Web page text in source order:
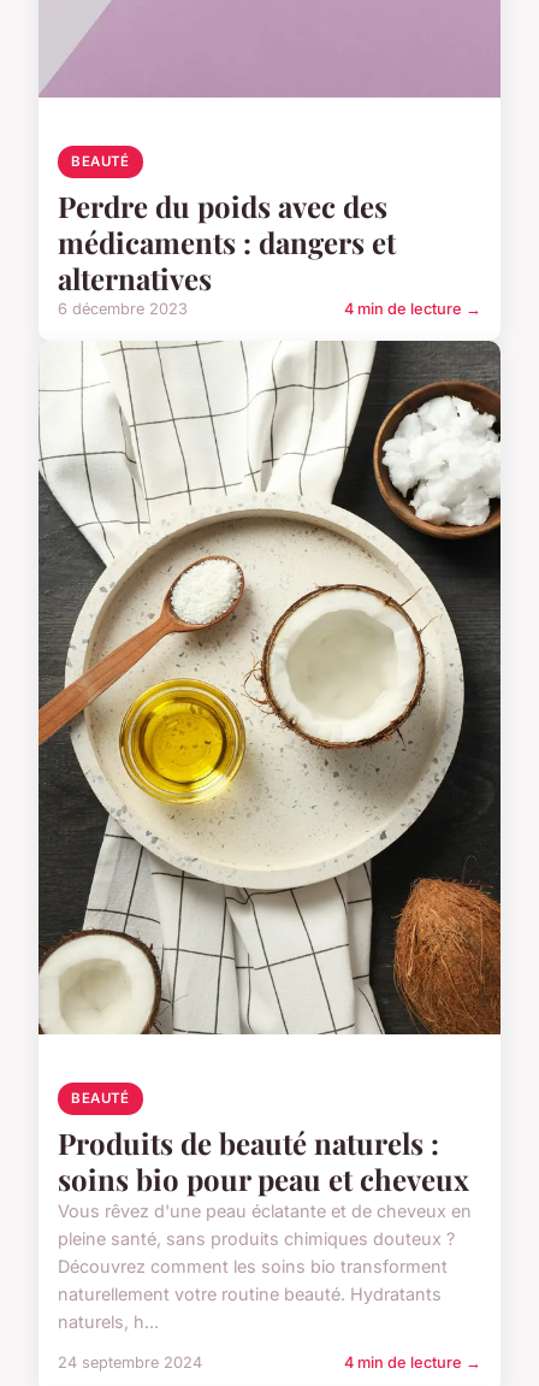
BEAUTÉ
Perdre du poids avec des
médicaments : dangers et
alternatives
6 décembre 2023 4 min de lecture →
BEAUTÉ
Produits de beauté naturels :
soins bio pour peau et cheveux
Vous rêvez d'une peau éclatante et de cheveux en
pleine santé, sans produits chimiques douteux ?
Découvrez comment les soins bio transforment
naturellement votre routine beauté. Hydratants
naturels, h...
24 septembre 2024 4 min de lecture →